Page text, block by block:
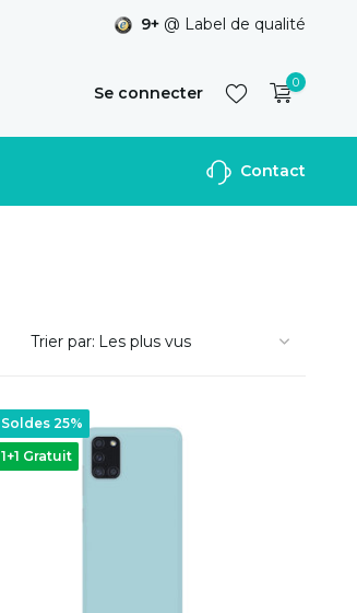
9+ @ Label de qualité
Se connecter
S'inscrire
0
Contact
Trier par:
1+1 Gratuit
Soldes 25%